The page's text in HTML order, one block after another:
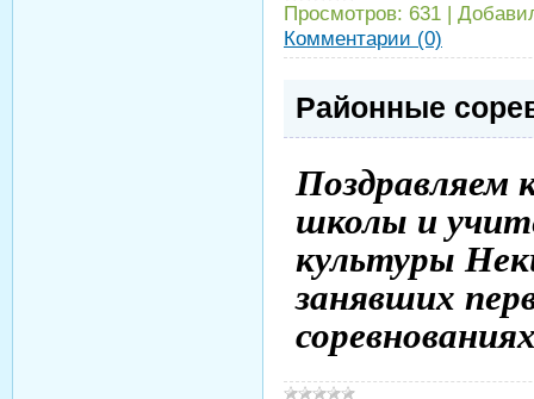
Просмотров: 631 |
Комментарии (0)
Районные
Поздравляем
школы и
культуры
занявших